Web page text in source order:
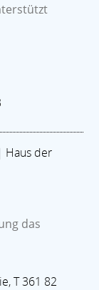
Haus der
das
T 361 82